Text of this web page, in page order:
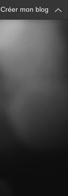
Créer mon blog